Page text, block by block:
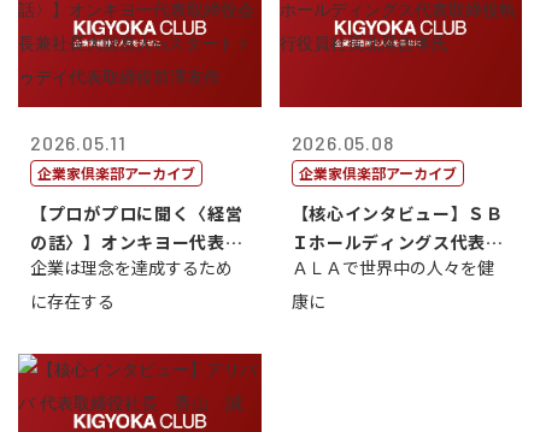
2026.05.11
企業家倶楽部アーカイブ
【プロがプロに聞く〈経営
の話〉】オンキヨー代表取
締役会長兼社...
企業は理念を達成するため
に存在する
2026.05.08
企業家倶楽部アーカイブ
【核心インタビュー】ＳＢ
Ｉホールディングス代表取
締役執行役員...
ＡＬＡで世界中の人々を健
康に